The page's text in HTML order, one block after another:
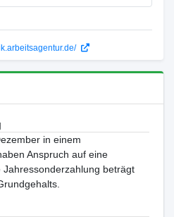
in einem
Anspruch auf eine
beträgt